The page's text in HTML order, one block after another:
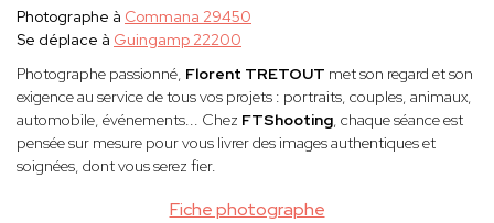
Fiche photographe
Photographe à Commana 29450
Se déplace à Guingamp 22200
Photographe passionné, Florent TRETOUT met son regard et son
exigence au service de tous vos projets : portraits, couples, animaux,
automobile, événements... Chez FTShooting, chaque séance est
pensée sur mesure pour vous livrer des images authentiques et
soignées, dont vous serez fier.